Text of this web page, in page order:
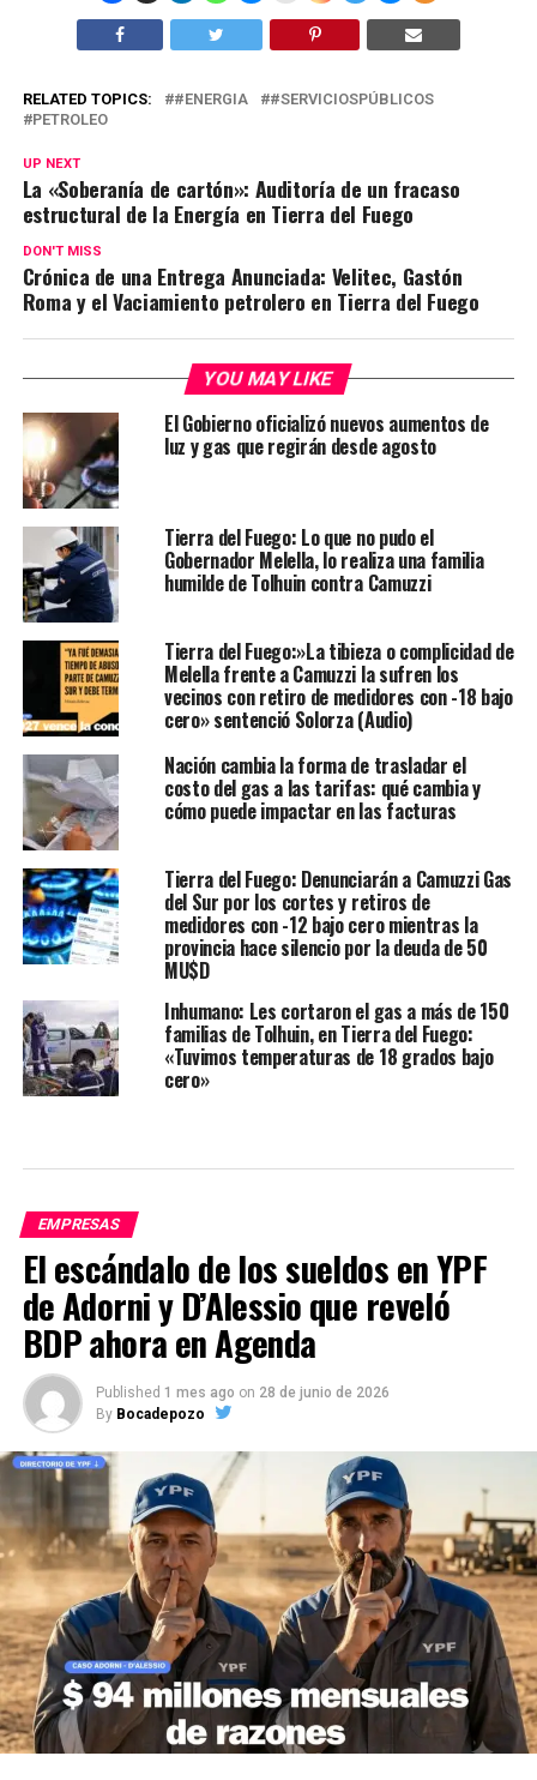
RELATED TOPICS: #ENERGIA
#SERVICIOSPÚBLICOS
PETROLEO
UP NEXT
La «Soberanía de cartón»: Auditoría de un fracaso
estructural de la Energía en Tierra del Fuego
DON'T MISS
Crónica de una Entrega Anunciada: Velitec, Gastón
Roma y el Vaciamiento petrolero en Tierra del Fuego
YOU MAY LIKE
El Gobierno oficializó nuevos aumentos de
luz y gas que regirán desde agosto
Tierra del Fuego: Lo que no pudo el
Gobernador Melella, lo realiza una familia
humilde de Tolhuin contra Camuzzi
Tierra del Fuego:»La tibieza o complicidad de
Melella frente a Camuzzi la sufren los
vecinos con retiro de medidores con -18 bajo
cero» sentenció Solorza (Audio)
Nación cambia la forma de trasladar el
costo del gas a las tarifas: qué cambia y
cómo puede impactar en las facturas
Tierra del Fuego: Denunciarán a Camuzzi Gas
del Sur por los cortes y retiros de
medidores con -12 bajo cero mientras la
provincia hace silencio por la deuda de 50
MU$D
Inhumano: Les cortaron el gas a más de 150
familias de Tolhuin, en Tierra del Fuego:
«Tuvimos temperaturas de 18 grados bajo
cero»
EMPRESAS
El escándalo de los sueldos en YPF
de Adorni y D’Alessio que reveló
BDP ahora en Agenda
Published 1 mes ago on 28 de junio de 2026
By Bocadepozo